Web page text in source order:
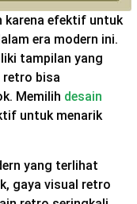
karena efektif untuk
era modern ini.
tampilan yang
retro bisa
Memilih desain
untuk menarik
yang terlihat
gaya visual retro